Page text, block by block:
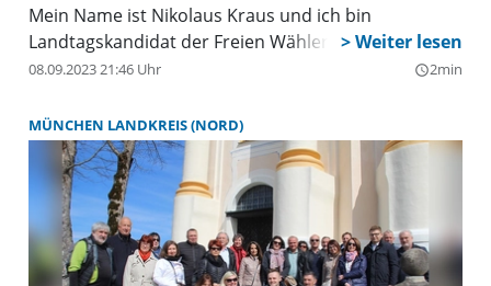
Mein Name ist Nikolaus Kraus und ich bin
Landtagskandidat der Freien Wähler.
08.09.2023 21:46 Uhr query_builder2min
MÜNCHEN LANDKREIS (NORD)